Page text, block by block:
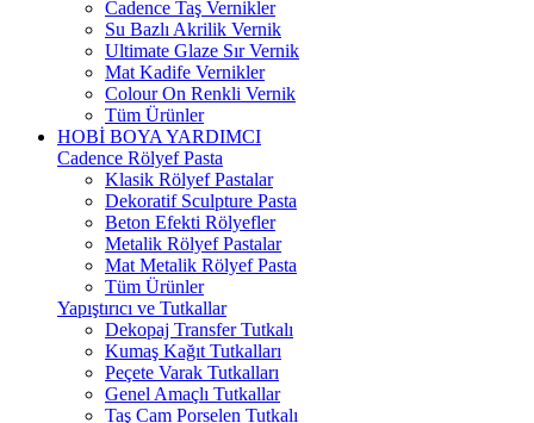
Cadence Taş Vernikler
Su Bazlı Akrilik Vernik
Ultimate Glaze Sır Vernik
Mat Kadife Vernikler
Colour On Renkli Vernik
Tüm Ürünler
HOBİ BOYA YARDIMCI
Cadence Rölyef Pasta
Klasik Rölyef Pastalar
Dekoratif Sculpture Pasta
Beton Efekti Rölyefler
Metalik Rölyef Pastalar
Mat Metalik Rölyef Pasta
Tüm Ürünler
Yapıştırıcı ve Tutkallar
Dekopaj Transfer Tutkalı
Kumaş Kağıt Tutkalları
Peçete Varak Tutkalları
Genel Amaçlı Tutkallar
Taş Cam Porselen Tutkalı